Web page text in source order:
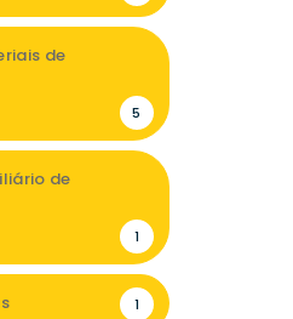
de
5
de
1
1